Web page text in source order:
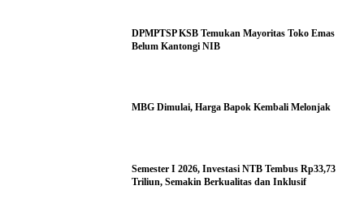
DPMPTSP KSB Temukan Mayoritas Toko Emas
Belum Kantongi NIB
MBG Dimulai, Harga Bapok Kembali Melonjak
Semester I 2026, Investasi NTB Tembus Rp33,73
Triliun, Semakin Berkualitas dan Inklusif